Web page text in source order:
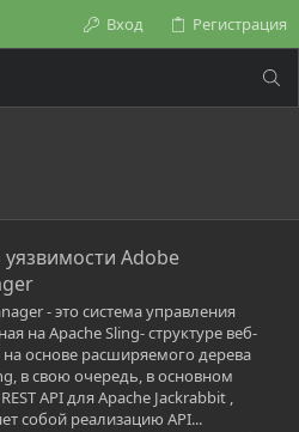
Вход Регистрация
Adobe
- это система управления
на Apache Sling- структуре веб-
основе расширяемого дерева
в свою очередь, в основном
API для Apache Jackrabbit ,
собой реализацию API...